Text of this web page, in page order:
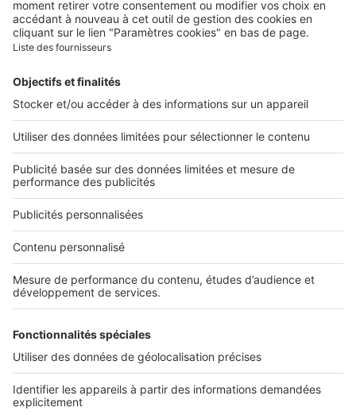
Nous rejoindre
Presse
Nos applications
Découvrez nos applications
Services pro
Accès client
Informations légales